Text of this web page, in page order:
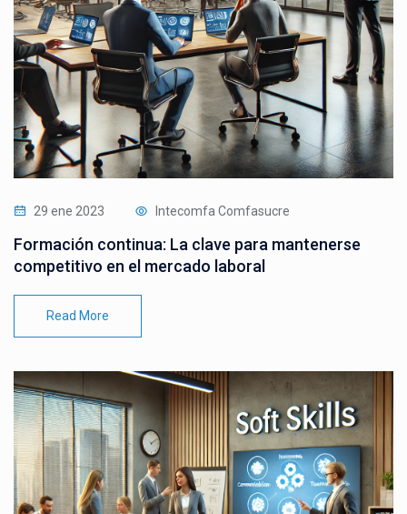
29 ene 2023 Intecomfa Comfasucre
Formación continua: La clave para mantenerse
competitivo en el mercado laboral
Read More